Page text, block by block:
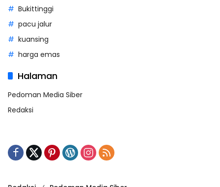
Bukittinggi
pacu jalur
kuansing
harga emas
Halaman
Pedoman Media Siber
Redaksi